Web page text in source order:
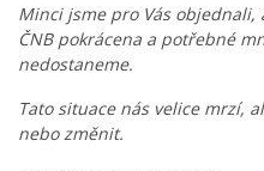
Minci jsme pro Vás objednali,
ČNB pokrácena a potřebné
nedostaneme.
Tato situace nás velice mrzí,
nebo změnit.